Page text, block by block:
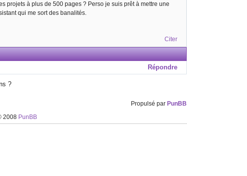
projets à plus de 500 pages ? Perso je suis prêt à mettre une
qui me sort des banalités.
Citer
Répondre
?
Propulsé par PunBB
2008 PunBB